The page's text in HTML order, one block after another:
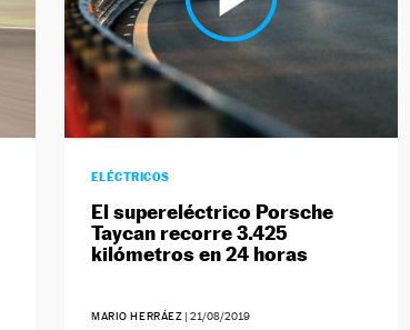
ELÉCTRICOS
El supereléctrico Porsche
Taycan recorre 3.425
kilómetros en 24 horas
MARIO HERRÁEZ |21/08/2019